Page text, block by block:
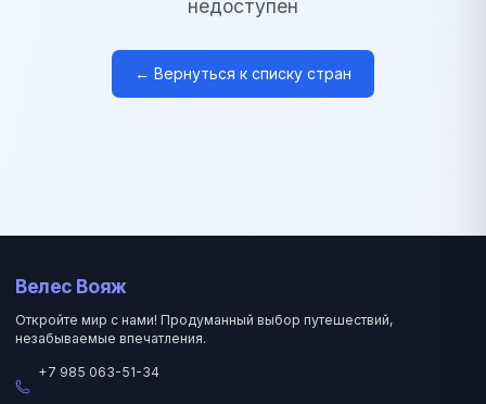
недоступен
← Вернуться к списку стран
Велес Вояж
Откройте мир с нами! Продуманный выбор путешествий,
незабываемые впечатления.
+7 985 063-51-34